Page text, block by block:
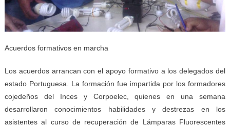
Acuerdos formativos en marcha
Los acuerdos arrancan con el apoyo formativo a los delegados del
estado Portuguesa. La formación fue impartida por los formadores
cojedeños del Inces y Corpoelec, quienes en una semana
desarrollaron conocimientos habilidades y destrezas en los
asistentes al curso de recuperación de Lámparas Fluorescentes